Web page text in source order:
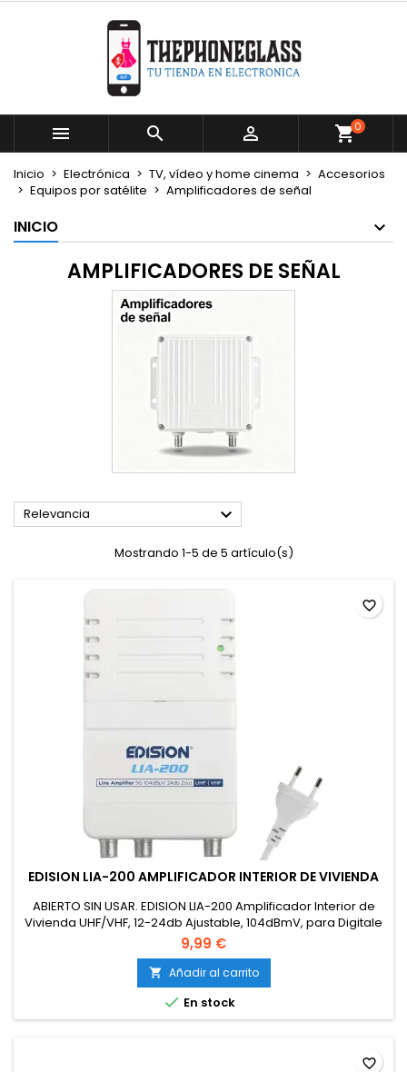
   0
Inicio Electrónica TV, vídeo y home cinema
Accesorios
Equipos por satélite
Amplificadores de señal
INICIO
AMPLIFICADORES DE SEÑAL
Relevancia 
Mostrando 1-5 de 5 artículo(s)
EDISION LIA-200 AMPLIFICADOR INTERIOR DE VIVIENDA
ABIERTO SIN USAR. EDISION LIA-200 Amplificador Interior de
Vivienda UHF/VHF, 12-24db Ajustable, 104dBmV, para Digitale
Terrestre DVB-T/T2, con Filtro 5G LTE, 1 Entrada, 2 Salidas
9,99 €
 Añadir al carrito
 En stock
favorite_border
favorite_border
Mi lista de deseos
Crear nueva lista
((modalTitle))
((confirmMessage))
((cancelText)) ((modalDeleteText))
Crear lista de deseos
Nombre de la lista de deseos
Cancelar Crear lista de deseos
Iniciar sesión
Debe iniciar sesión para guardar productos en su
lista de deseos.
Cancelar Iniciar sesión